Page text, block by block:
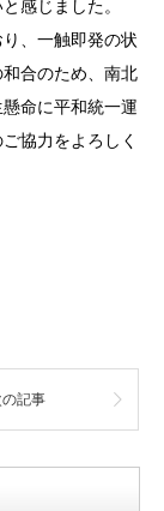
感じました。
、一触即発の状
合のため、南北
命に平和統一運
協力をよろしく
の記事